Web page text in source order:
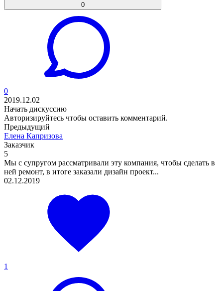
0
0
2019.12.02
Начать дискуссию
Авторизируйтесь чтобы оставить комментарий.
Предыдущий
Елена Капризова
Заказчик
5
Мы с супругом рассматривали эту компания, чтобы сделать в
ней ремонт, в итоге заказали дизайн проект...
02.12.2019
1